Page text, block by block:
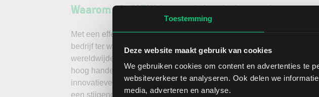
Toestemming
Deze website maakt gebruik van cookies
We gebruiken cookies om content en advertenties te
websiteverkeer te analyseren. Ook delen we
media, adverteren en analyse.
Waarom via LYNX in aandelen beleggen?
Met een effectenrekening via LYNX handelt u voordelig in aandelen
bedrijf ter wereld – dus ook van het aandeel Ameriprise Financial.
wereldwijde beurzen koopt u buitenlandse aandelen direct op de
hoog handelsvolume en een lage spread. Handelen doet u
innovatieve trading tools, waarmee u direct gedegen analyses kunt
een stijgende koers door long te gaan, of verwacht u een dalende